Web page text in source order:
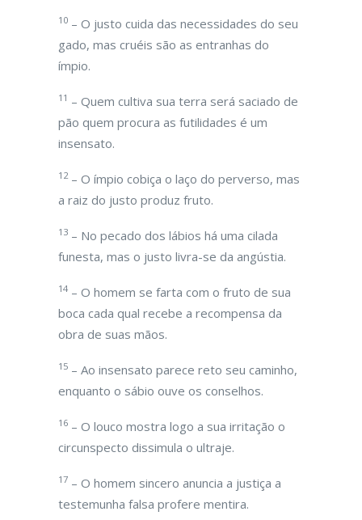
10 – O justo cuida das necessidades do seu
gado, mas cruéis são as entranhas do
ímpio.
11 – Quem cultiva sua terra será saciado de
pão quem procura as futilidades é um
insensato.
12– O ímpio cobiça o laço do perverso, mas
a raiz do justo produz fruto.
13 – No pecado dos lábios há uma cilada
funesta, mas o justo livra-se da angústia.
14 – O homem se farta com o fruto de sua
boca cada qual recebe a recompensa da
obra de suas mãos.
15 – Ao insensato parece reto seu caminho,
enquanto o sábio ouve os conselhos.
16 – O louco mostra logo a sua irritação o
circunspecto dissimula o ultraje.
17 – O homem sincero anuncia a justiça a
testemunha falsa profere mentira.